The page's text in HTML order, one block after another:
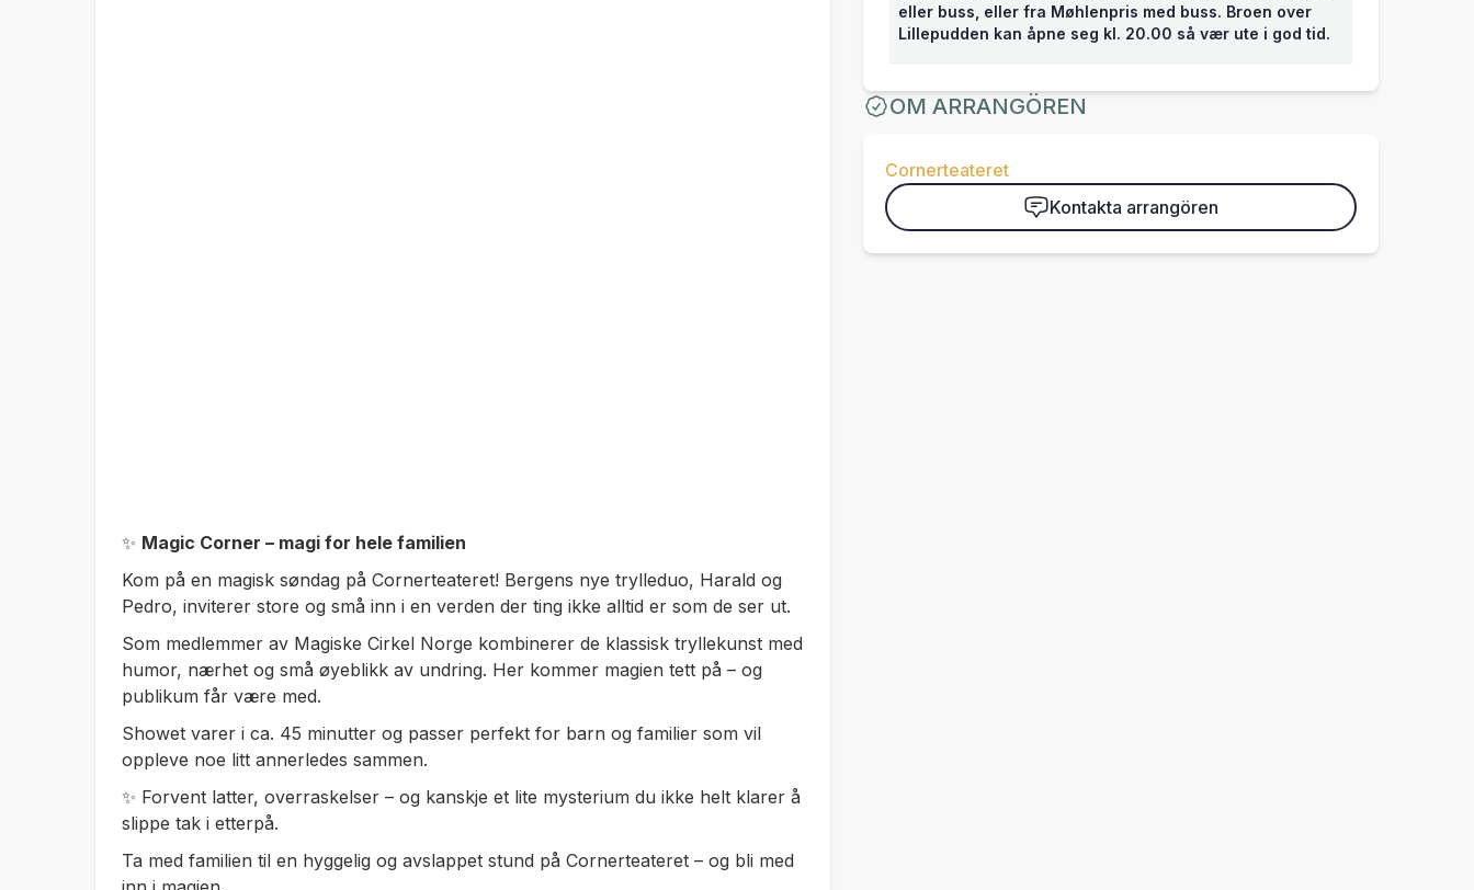
✨ Magic Corner – magi for hele familien
Kom på en magisk søndag på Cornerteateret! Bergens nye trylleduo, Harald og
Pedro, inviterer store og små inn i en verden der ting ikke alltid er som de ser ut.
Som medlemmer av Magiske Cirkel Norge kombinerer de klassisk tryllekunst med
humor, nærhet og små øyeblikk av undring. Her kommer magien tett på – og
publikum får være med.
Showet varer i ca. 45 minutter og passer perfekt for barn og familier som vil
oppleve noe litt annerledes sammen.
✨ Forvent latter, overraskelser – og kanskje et lite mysterium du ikke helt klarer å
slippe tak i etterpå.
Ta med familien til en hyggelig og avslappet stund på Cornerteateret – og bli med
eller buss, eller fra Møhlenpris med buss. Broen over
Lillepudden kan åpne seg kl. 20.00 så vær ute i god tid.
OM ARRANGÖREN
Cornerteateret
Kontakta arrangören